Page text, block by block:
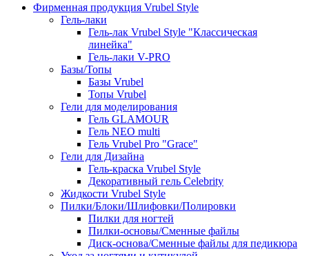
Фирменная продукция Vrubel Style
Гель-лаки
Гель-лак Vrubel Style "Классическая
линейка"
Гель-лаки V-PRO
Базы/Топы
Базы Vrubel
Топы Vrubel
Гели для моделирования
Гель GLAMOUR
Гель NEO multi
Гель Vrubel Pro "Grace"
Гели для Дизайна
Гель-краска Vrubel Style
Декоративный гель Celebrity
Жидкости Vrubel Style
Пилки/Блоки/Шлифовки/Полировки
Пилки для ногтей
Пилки-основы/Сменные файлы
Диск-основа/Сменные файлы для педикюра